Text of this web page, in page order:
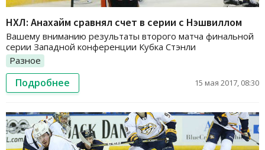
НХЛ: Анахайм сравнял счет в серии с Нэшвиллом
Вашему вниманию результаты второго матча финальной
серии Западной конференции Кубка Стэнли
Разное
Подробнее 15 мая 2017, 08:30